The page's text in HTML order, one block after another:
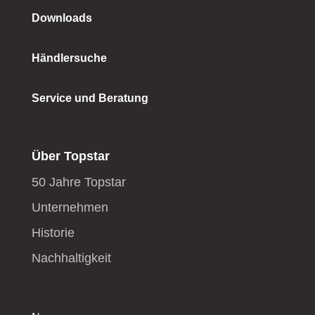
Downloads
Händlersuche
Service und Beratung
Über Topstar
50 Jahre Topstar
Unternehmen
Historie
Nachhaltigkeit